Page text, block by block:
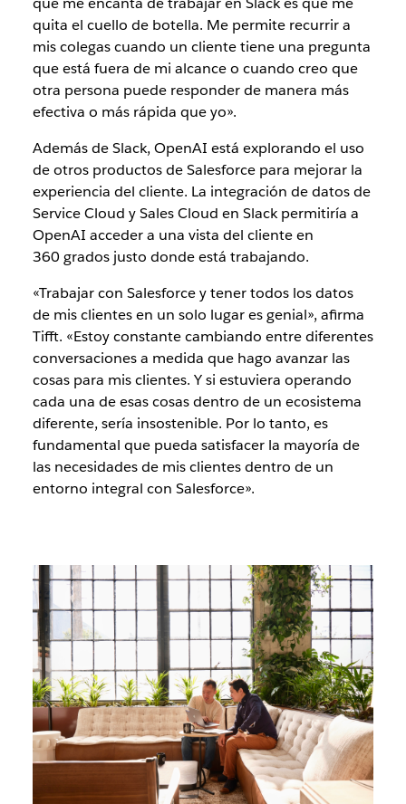
quita el cuello de botella. Me permite recurrir a
mis colegas cuando un cliente tiene una pregunta
que está fuera de mi alcance o cuando creo que
otra persona puede responder de manera más
efectiva o más rápida que yo».
Además de Slack, OpenAI está explorando el uso
de otros productos de Salesforce para mejorar la
experiencia del cliente. La integración de datos de
Service Cloud y Sales Cloud en Slack permitiría a
OpenAI acceder a una vista del cliente en
360 grados justo donde está trabajando.
«Trabajar con Salesforce y tener todos los datos
de mis clientes en un solo lugar es genial», afirma
Tifft. «Estoy constante cambiando entre diferentes
conversaciones a medida que hago avanzar las
cosas para mis clientes. Y si estuviera operando
cada una de esas cosas dentro de un ecosistema
diferente, sería insostenible. Por lo tanto, es
fundamental que pueda satisfacer la mayoría de
las necesidades de mis clientes dentro de un
entorno integral con Salesforce».